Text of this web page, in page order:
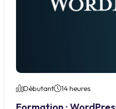
Débutant 14 heures